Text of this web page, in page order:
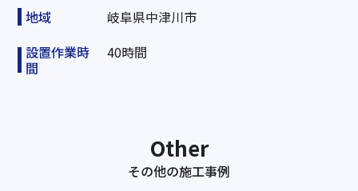
地域
岐阜県中津川市
設置作業時
間
40時間
Other
その他の施工事例